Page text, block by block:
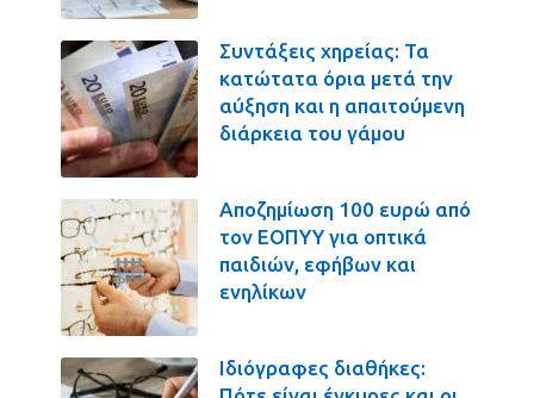
Συντάξεις χηρείας: Τα
κατώτατα όρια μετά την
αύξηση και η απαιτούμενη
διάρκεια του γάμου
Αποζημίωση 100 ευρώ από
τον ΕΟΠΥΥ για οπτικά
παιδιών, εφήβων και
ενηλίκων
Ιδιόγραφες διαθήκες: